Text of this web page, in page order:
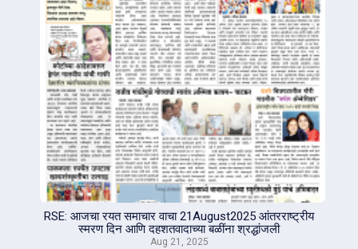
RSE: आजचा रयत समाचार वाचा 21August2025 आंतरराष्ट्रीय
स्मरण दिन आणि दहशतवादाच्या बळींना श्रद्धांजली
Aug 21, 2025